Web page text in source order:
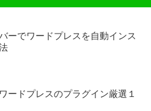
ーでワードプレスを自動インス
ードプレスのプラグイン厳選１